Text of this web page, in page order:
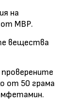
на
от МВР.
вещества
от 50 грама